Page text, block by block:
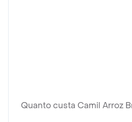
Quanto custa Camil Arroz